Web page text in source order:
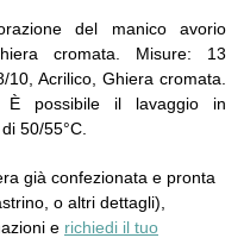
del manico avorio
cromata. Misure: 13
Acrilico, Ghiera cromata.
possibile il lavaggio in
50/55°C.
già confezionata e pronta
o altri dettagli),
e richiedi il tuo